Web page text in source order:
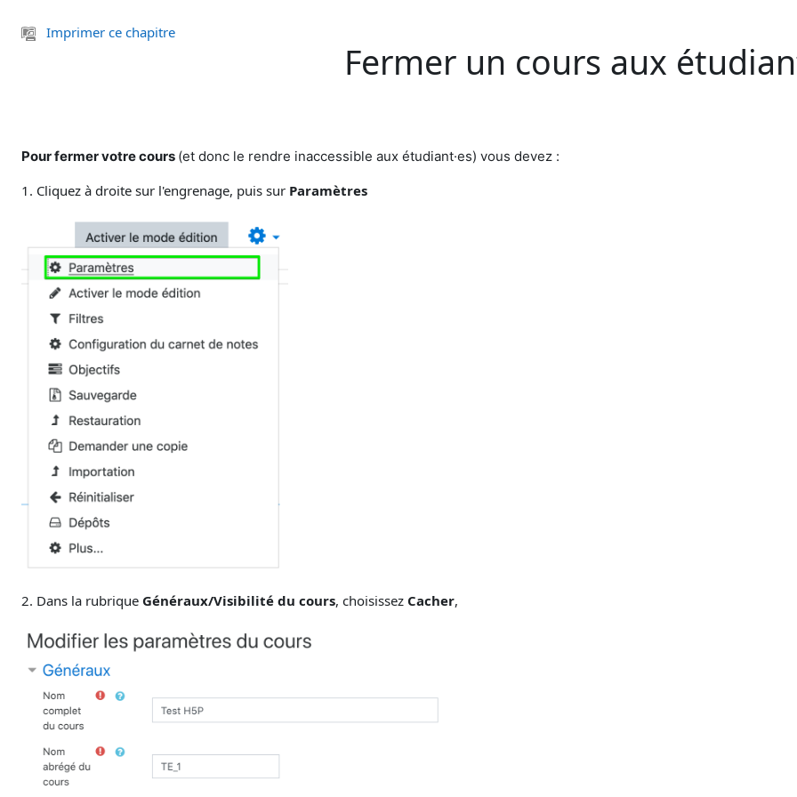
Imprimer ce chapitre
Fermer un cours aux
Pour fermer votre cours (et donc le rendre inaccessible aux étudiant·es) vous devez :
1. Cliquez à droite sur l'engrenage, puis sur Paramètres
2. Dans la rubrique Généraux/Visibilité du cours, choisissez Cacher,